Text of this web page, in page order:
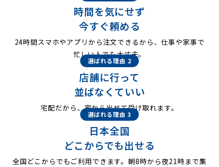
時間を気にせず
今すぐ頼める
24時間スマホやアプリから注文できるから、仕事や家事で
忙しい人でも大丈夫。
選ばれる理由 2
店舗に行って
並ばなくていい
宅配だから、家から出せて受け取れます。
選ばれる理由 3
日本全国
どこからでも出せる
全国どこからでもご利用できます。朝8時から夜21時まで集